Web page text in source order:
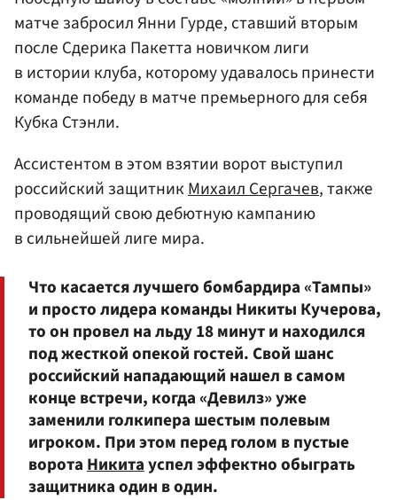
матче забросил Янни Гурде, ставший вторым
после Сдерика Пакетта новичком лиги
в истории клуба, которому удавалось принести
команде победу в матче премьерного для себя
Кубка Стэнли.
Ассистентом в этом взятии ворот выступил
российский защитникМихаил Сергачев, также
проводящий свою дебютную кампанию
в сильнейшей лиге мира.
Что касается лучшего бомбардира «Тампы»
и просто лидера команды Никиты Кучерова,
то он провел на льду 18 минут и находился
под жесткой опекой гостей. Свой шанс
российский нападающий нашел в самом
конце встречи, когда «Девилз» уже
заменили голкипера шестым полевым
игроком. При этом перед голом в пустые
воротаНикитауспел эффектно обыграть
защитника один в один.